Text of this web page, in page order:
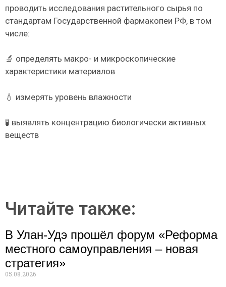
проводить исследования растительного сырья по
стандартам Государственной фармакопеи РФ, в том
числе:
🔬 определять макро- и микроскопические
характеристики материалов
💧 измерять уровень влажности
🧪 выявлять концентрацию биологически активных
веществ
Читайте также:
В Улан-Удэ прошёл форум «Реформа
местного самоуправления – новая
стратегия»
05.08.2026